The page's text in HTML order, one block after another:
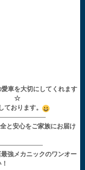
車を大切にしてくれます
☆
おります。
と安心をご家族にお届け
強メカニックのワンオー